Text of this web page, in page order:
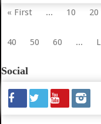
« First ... 10 20
40
50 60 ...
Social